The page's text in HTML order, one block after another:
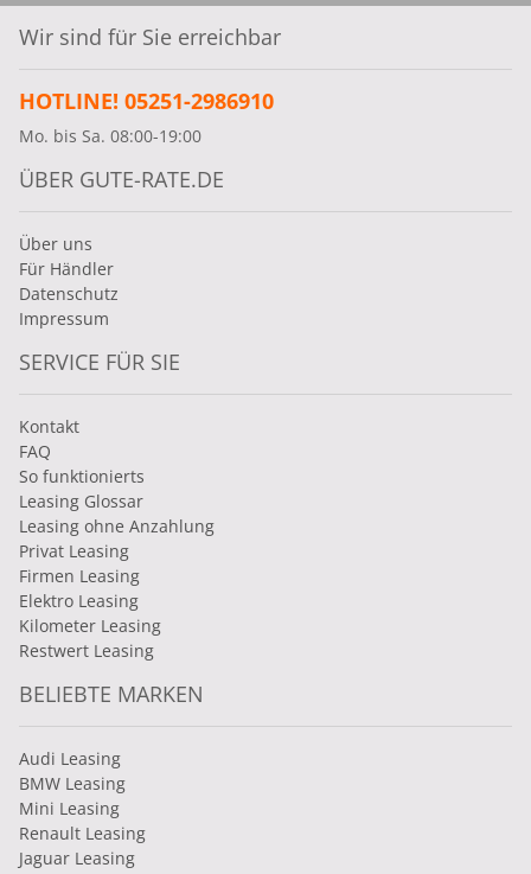
Wir sind für Sie erreichbar
HOTLINE! 05251-2986910
Mo. bis Sa. 08:00-19:00
ÜBER GUTE-RATE.DE
Über uns
Für Händler
Datenschutz
Impressum
SERVICE FÜR SIE
Kontakt
FAQ
So funktionierts
Leasing Glossar
Leasing ohne Anzahlung
Privat Leasing
Firmen Leasing
Elektro Leasing
Kilometer Leasing
Restwert Leasing
BELIEBTE MARKEN
Audi Leasing
BMW Leasing
Mini Leasing
Renault Leasing
Jaguar Leasing